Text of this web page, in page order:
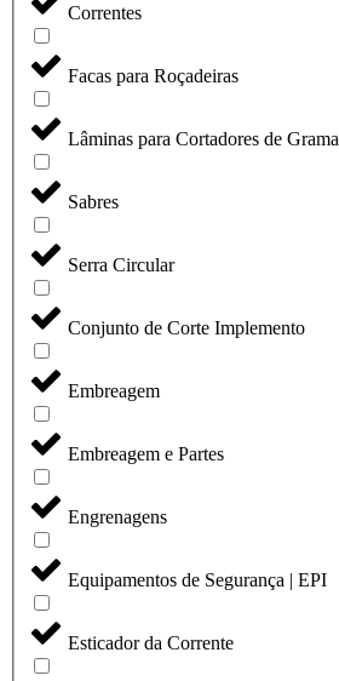
Correntes
Facas para Roçadeiras
Lâminas para Cortadores de Grama
Sabres
Serra Circular
Conjunto de Corte Implemento
Embreagem
Embreagem e Partes
Engrenagens
Equipamentos de Segurança | EPI
Esticador da Corrente